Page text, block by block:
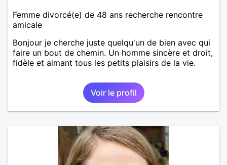
Femme divorcé(e) de 48 ans recherche rencontre
amicale
Bonjour je cherche juste quelqu'un de bien avec qui
faire un bout de chemin. Un homme sincère et droit,
fidèle et aimant tous les petits plaisirs de la vie.
Voir le profil